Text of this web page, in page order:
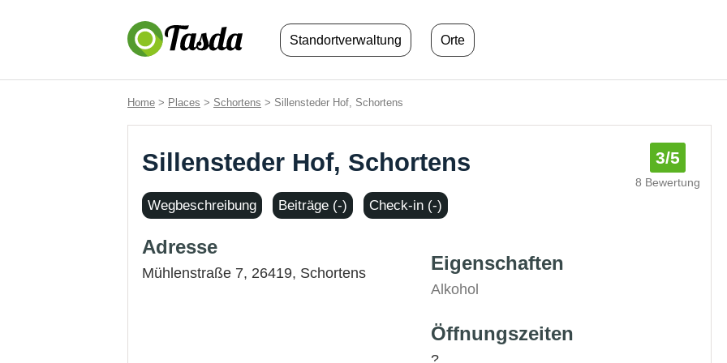
Standortverwaltung Orte
Home > Places > Schortens > Sillensteder Hof, Schortens
Sillensteder Hof, Schortens 3/5
8 Bewertung
Wegbeschreibung Beiträge (-) Check-in (-)
Adresse
Mühlenstraße 7, 26419, Schortens Eigenschaften
Alkohol
Öffnungszeiten
?